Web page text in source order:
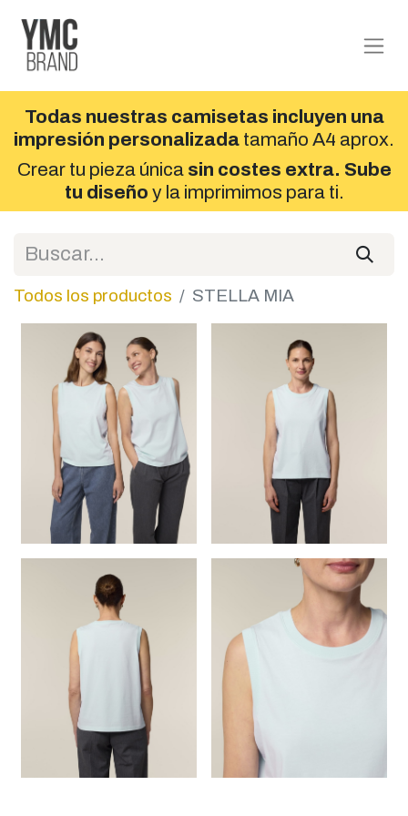
Todas nuestras camisetas incluyen una
impresión personalizada tamaño A4 aprox.
Crear tu pieza únicasin costes extra. Sube
tu diseño y la imprimimos para ti.
Todos los productos STELLA MIA